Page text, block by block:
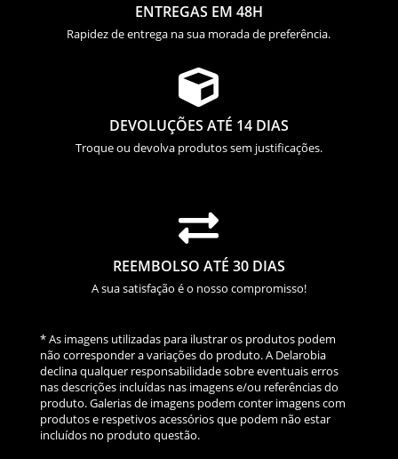
ENTREGAS EM 48H
Rapidez de entrega na sua morada de preferência.

DEVOLUÇÕES ATÉ 14 DIAS
Troque ou devolva produtos sem justificações.

REEMBOLSO ATÉ 30 DIAS
A sua satisfação é o nosso compromisso!
* As imagens utilizadas para ilustrar os produtos podem
não corresponder a variações do produto. A Delarobia
declina qualquer responsabilidade sobre eventuais erros
nas descrições incluídas nas imagens e/ou referências do
produto. Galerias de imagens podem conter imagens com
produtos e respetivos acessórios que podem não estar
incluídos no produto questão.